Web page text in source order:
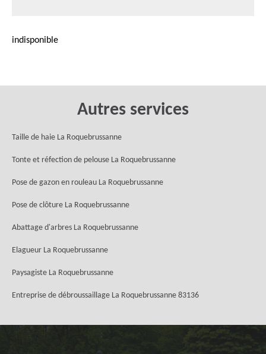
indisponible
Autres services
Taille de haie La Roquebrussanne
Tonte et réfection de pelouse La Roquebrussanne
Pose de gazon en rouleau La Roquebrussanne
Pose de clôture La Roquebrussanne
Abattage d'arbres La Roquebrussanne
Elagueur La Roquebrussanne
Paysagiste La Roquebrussanne
Entreprise de débroussaillage La Roquebrussanne 83136